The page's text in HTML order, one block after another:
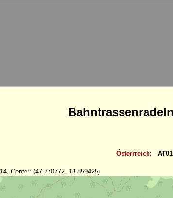
Österrreich: AT01
Center: (47.770772, 13.859425)